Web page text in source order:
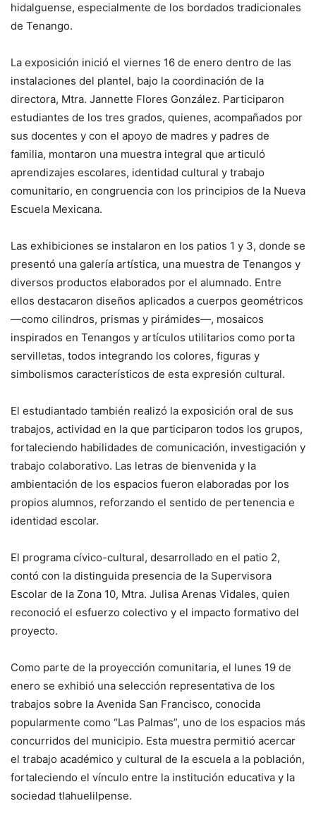
hidalguense, especialmente de los bordados tradicionales
de Tenango.
La exposición inició el viernes 16 de enero dentro de las
instalaciones del plantel, bajo la coordinación de la
directora, Mtra. Jannette Flores González. Participaron
estudiantes de los tres grados, quienes, acompañados por
sus docentes y con el apoyo de madres y padres de
familia, montaron una muestra integral que articuló
aprendizajes escolares, identidad cultural y trabajo
comunitario, en congruencia con los principios de la Nueva
Escuela Mexicana.
Las exhibiciones se instalaron en los patios 1 y 3, donde se
presentó una galería artística, una muestra de Tenangos y
diversos productos elaborados por el alumnado. Entre
ellos destacaron diseños aplicados a cuerpos geométricos
—como cilindros, prismas y pirámides—, mosaicos
inspirados en Tenangos y artículos utilitarios como porta
servilletas, todos integrando los colores, figuras y
simbolismos característicos de esta expresión cultural.
El estudiantado también realizó la exposición oral de sus
trabajos, actividad en la que participaron todos los grupos,
fortaleciendo habilidades de comunicación, investigación y
trabajo colaborativo. Las letras de bienvenida y la
ambientación de los espacios fueron elaboradas por los
propios alumnos, reforzando el sentido de pertenencia e
identidad escolar.
El programa cívico-cultural, desarrollado en el patio 2,
contó con la distinguida presencia de la Supervisora
Escolar de la Zona 10, Mtra. Julisa Arenas Vidales, quien
reconoció el esfuerzo colectivo y el impacto formativo del
proyecto.
Como parte de la proyección comunitaria, el lunes 19 de
enero se exhibió una selección representativa de los
trabajos sobre la Avenida San Francisco, conocida
popularmente como “Las Palmas”, uno de los espacios más
concurridos del municipio. Esta muestra permitió acercar
el trabajo académico y cultural de la escuela a la población,
fortaleciendo el vínculo entre la institución educativa y la
sociedad tlahuelilpense.